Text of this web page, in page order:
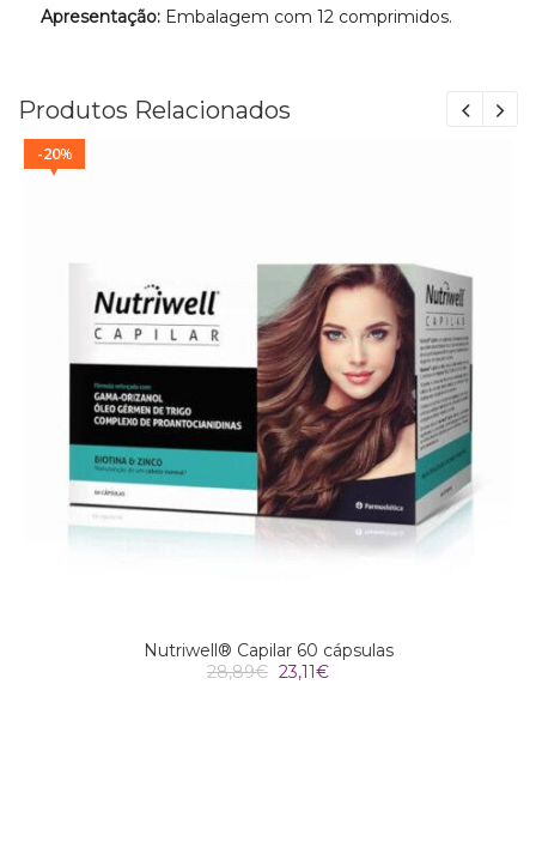
Apresentação: Embalagem com 12 comprimidos.
Produtos Relacionados
%
20
Nutriwell® Capilar 60 cápsulas
28,89€ O
23,11€O